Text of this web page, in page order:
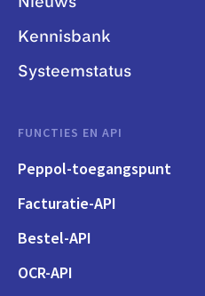
Kennisbank
Systeemstatus
FUNCTIES EN API
Peppol-toegangspunt
Facturatie-API
Bestel-API
OCR-API